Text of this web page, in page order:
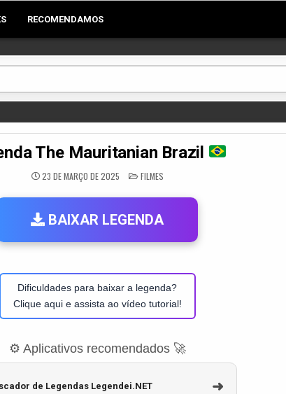
RECOMENDAMOS
The Mauritanian Brazil
23 DE MARÇO DE 2025 POSTED
IN
FILMES
BAIXAR LEGENDA
Dificuldades para baixar a legenda?
Clique aqui e assista ao vídeo tutorial!
⚙️ Aplicativos recomendados 🚀
de Legendas Legendei.NET ➜